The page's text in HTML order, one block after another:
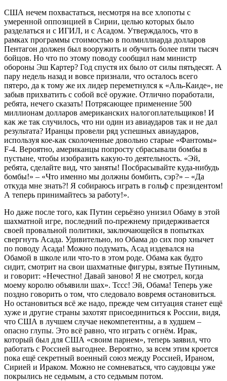
США нечем похвастаться, несмотря на все хлопоты с
умеренной оппозицией в Сирии, целью которых было
разделаться и с ИГИЛ, и с Асадом. Утверждалось, что в
рамках программы стоимостью в полмиллиарда долларов
Пентагон должен был вооружить и обучить более пяти тысяч
бойцов. Но что по этому поводу сообщил нам министр
обороны Эш Картер? Год спустя их было от силы пятьдесят. А
пару недель назад и вовсе признали, что осталось всего
пятеро, да к тому же их лидер переметнулся к «Аль-Каиде», не
забыв прихватить с собой всё оружие. Отлично поработали,
ребята, нечего сказать! Потрясающее применение 500
миллионам долларов американских налогоплательщиков! И
как же так случилось, что ни один из авиаударов так и не дал
результата? Иранцы провели ряд успешных авиаударов,
используя кое-как сколоченные довольно старые «Фантомы»
F-4. Вероятно, американцы попросту сбрасывали бомбы в
пустыне, чтобы изобразить какую-то деятельность. «Эй,
ребята, сделайте вид, что заняты! Посбрасывайте куда-нибудь
бомбы!» – «Что именно мы должны бомбить, сэр?» – «Да
откуда мне знать?! Я собираюсь играть в гольф с президентом!
А теперь принимайтесь за работу!».
Но даже после того, как Путин серьёзно унизил Обаму в этой
шахматной игре, последний по-прежнему придерживается
своей провальной политики, заключающейся в попытках
свергнуть Асада. Удивительно, но Обама до сих пор хнычет
по поводу Асада! Можно подумать, Асад издевался на
Обамой в школе или что-то в этом роде. Обама как будто
сидит, смотрит на свои шахматные фигуры, взятые Путиным,
и говорит: «Нечестно! Давай заново! Я не смотрел, когда
моему королю объявили шах». Тссс! Эй, Обама! Теперь уже
поздно говорить о том, что следовало вовремя остановиться.
Но остановиться всё же надо, прежде чем ситуация станет ещё
хуже и другие страны захотят присоединиться к России, видя,
что США в лучшем случае некомпетентны, а в худшем –
опасно глупы. Это всё равно, что играть с огнём. Ирак,
который был для США «своим парнем», теперь заявил, что
работать с Россией выгоднее. Вероятно, за всем этим кроется
пока ещё секретный военный союз между Россией, Ираном,
Сирией и Ираком. Можно не сомневаться, что саудовцы уже
покрылись не седьмым, а сто седьмым потом.